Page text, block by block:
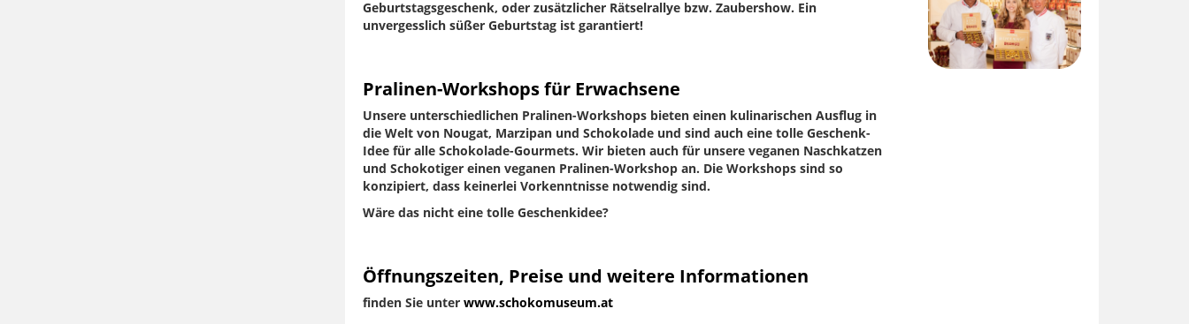
Geburtstagsgeschenk, oder zusätzlicher Rätselrallye bzw. Zaubershow. Ein
unvergesslich süßer Geburtstag ist garantiert!
Pralinen-Workshops für Erwachsene
Unsere unterschiedlichen Pralinen-Workshops bieten einen kulinarischen Ausflug in
die Welt von Nougat, Marzipan und Schokolade und sind auch eine tolle Geschenk-
Idee für alle Schokolade-Gourmets. Wir bieten auch für unsere veganen Naschkatzen
und Schokotiger einen veganen Pralinen-Workshop an. Die Workshops sind so
konzipiert, dass keinerlei Vorkenntnisse notwendig sind.
Wäre das nicht eine tolle Geschenkidee?
Öffnungszeiten, Preise und weitere Informationen
finden Sie unter www.schokomuseum.at